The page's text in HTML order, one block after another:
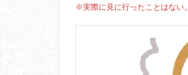
※実際に見に行ったことはない。